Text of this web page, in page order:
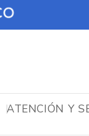
ATENCIÓN Y